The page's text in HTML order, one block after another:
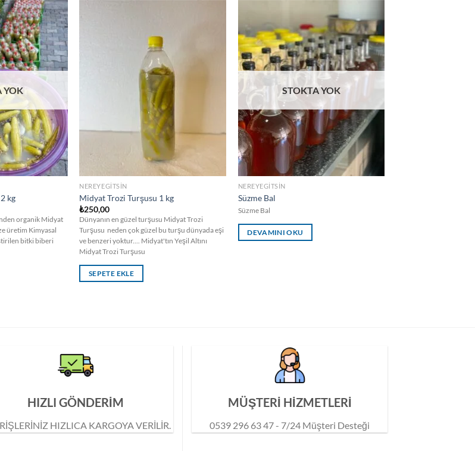
YOK
kg
organik Midyat
üretim Kimyasal
bitki biberi
NEREYEGITSIN
Midyat Trozi Turşusu 1 kg
₺250,00
Dünyanın en güzel turşusu Midyat Trozi
Turşusu neden çok güzel bu turşu dünyada eşi
ve benzeri yoktur.... Midyat'tın Yeşil Altını
Midyat Trozi Turşusu
SEPETE EKLE
STOKTA YOK
NEREYEGITSIN
Süzme Bal
Süzme Bal
DEVAMINI OKU
HIZLI GÖNDERİM
HIZLICA KARGOYA VERİLİR.
MÜŞTERİ HİZMETLERİ
0539 296 63 47 - 7/24 Müşteri Desteği